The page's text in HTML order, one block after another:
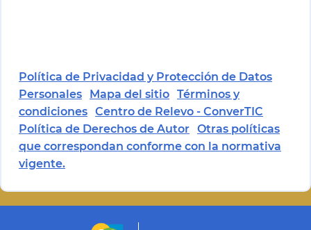
Política de Privacidad y Protección de Datos
Personales
Mapa del sitio Términos y
condiciones Centro de Relevo - ConverTIC
Política de Derechos de Autor Otras políticas
que correspondan conforme con la normativa
vigente.